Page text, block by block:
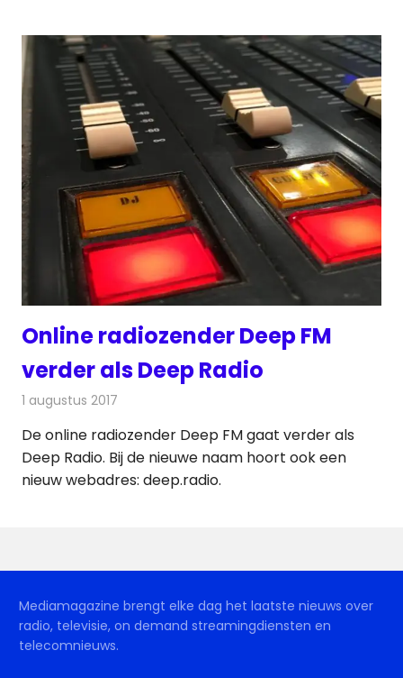
Online radiozender Deep FM
verder als Deep Radio
1 augustus 2017
De online radiozender Deep FM gaat verder als
Deep Radio. Bij de nieuwe naam hoort ook een
nieuw webadres: deep.radio.
Mediamagazine brengt elke dag het laatste nieuws over
radio, televisie, on demand streamingdiensten en
telecomnieuws.